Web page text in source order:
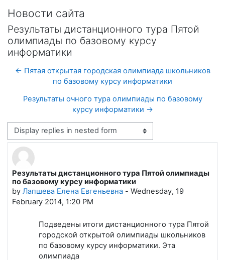
Новости сайта
Результаты дистанционного тура Пятой
олимпиады по базовому курсу
информатики
← Пятая открытая городская олимпиада школьников
по базовому курсу информатики
Результаты очного тура олимпиады по базовому
курсу информатики →
Display mode
Результаты дистанционного тура Пятой олимпиады
по базовому курсу информатики
by Лапшева Елена Евгеньевна - Wednesday, 19
February 2014, 1:20 PM
Number of replies: 0
Подведены итоги дистанционного тура Пятой
городской открытой олимпиады школьников
по базовому курсу информатики. Эта
олимпиада